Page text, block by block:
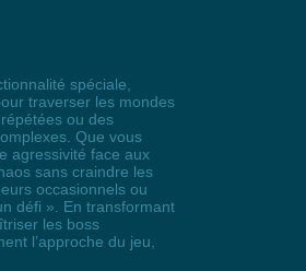
spéciale,
traverser les mondes
ou des
Que vous
agressivité face aux
sans craindre les
occasionnels ou
défi ». En transformant
les boss
l’approche du jeu,